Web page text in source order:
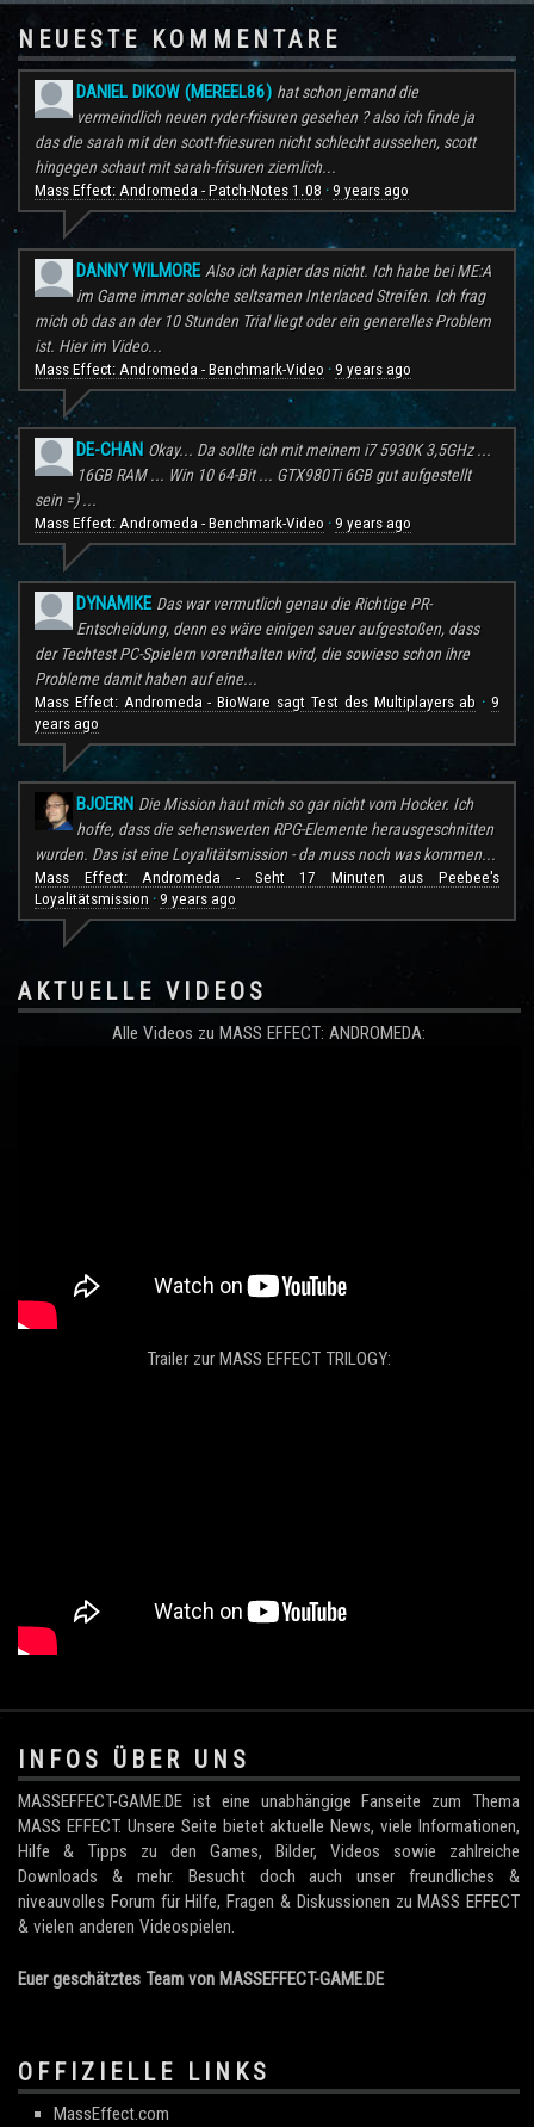
NEUESTE KOMMENTARE
DANIEL DIKOW (MEREEL86) hat schon jemand die
vermeindlich neuen ryder-frisuren gesehen ? also ich finde ja
das die sarah mit den scott-friesuren nicht schlecht aussehen, scott
hingegen schaut mit sarah-frisuren ziemlich...
Mass Effect: Andromeda - Patch-Notes 1.08 · 9 years ago
DANNY WILMORE Also ich kapier das nicht. Ich habe bei ME:A
im Game immer solche seltsamen Interlaced Streifen. Ich frag
mich ob das an der 10 Stunden Trial liegt oder ein generelles Problem
ist. Hier im Video...
Mass Effect: Andromeda - Benchmark-Video · 9 years ago
DE-CHAN Okay... Da sollte ich mit meinem i7 5930K 3,5GHz ...
16GB RAM ... Win 10 64-Bit ... GTX980Ti 6GB gut aufgestellt
sein =) ...
Mass Effect: Andromeda - Benchmark-Video · 9 years ago
DYNAMIKE Das war vermutlich genau die Richtige PR-
Entscheidung, denn es wäre einigen sauer aufgestoßen, dass
der Techtest PC-Spielern vorenthalten wird, die sowieso schon ihre
Probleme damit haben auf eine...
Mass Effect: Andromeda - BioWare sagt Test des Multiplayers ab ·9
years ago
BJOERN Die Mission haut mich so gar nicht vom Hocker. Ich
hoffe, dass die sehenswerten RPG-Elemente herausgeschnitten
wurden. Das ist eine Loyalitätsmission - da muss noch was kommen...
Mass Effect: Andromeda - Seht 17 Minuten aus Peebee's
Loyalitätsmission · 9 years ago
AKTUELLE VIDEOS
Alle Videos zu MASS EFFECT: ANDROMEDA:
Trailer zur MASS EFFECT TRILOGY:
.
INFOS ÜBER UNS
MASSEFFECT-GAME.DE ist eine unabhängige Fanseite zum Thema
MASS EFFECT. Unsere Seite bietet aktuelle News, viele Informationen,
Hilfe & Tipps zu den Games, Bilder, Videos sowie zahlreiche
Downloads & mehr. Besucht doch auch unser freundliches &
niveauvolles Forum für Hilfe, Fragen & Diskussionen zu MASS EFFECT
& vielen anderen Videospielen.
Euer geschätztes Team von MASSEFFECT-GAME.DE
OFFIZIELLE LINKS
MassEffect.com